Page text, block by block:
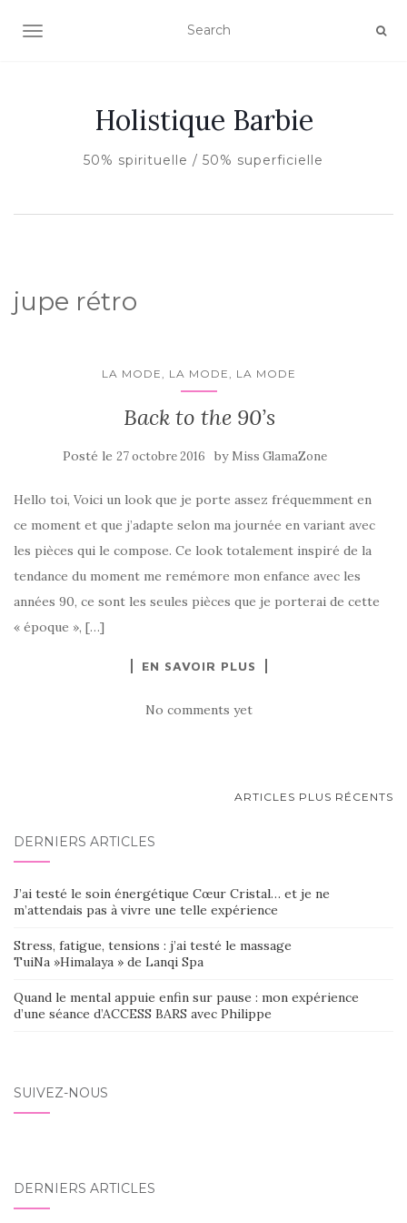
AFFICHER/MASQUER LA NAVIGATION
Holistique Barbie
50% spirituelle / 50% superficielle
jupe rétro
LA MODE, LA MODE, LA MODE
Back to the 90’s
Posté le 27 octobre 2016 by Miss GlamaZone
Hello toi, Voici un look que je porte assez fréquemment en
ce moment et que j’adapte selon ma journée en variant avec
les pièces qui le compose. Ce look totalement inspiré de la
tendance du moment me remémore mon enfance avec les
années 90, ce sont les seules pièces que je porterai de cette
« époque », […]
EN SAVOIR PLUS
No comments yet
SEIN
DES
ARTICLES
ARTICLES PLUS RÉCENTS
DERNIERS ARTICLES
J’ai testé le soin énergétique Cœur Cristal… et je ne
m’attendais pas à vivre une telle expérience
Stress, fatigue, tensions : j’ai testé le massage
TuiNa »Himalaya » de Lanqi Spa
Quand le mental appuie enfin sur pause : mon expérience
d’une séance d’ACCESS BARS avec Philippe
SUIVEZ-NOUS
DERNIERS ARTICLES